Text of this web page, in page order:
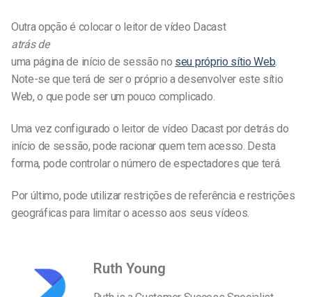
Outra opção é colocar o leitor de vídeo Dacast
atrás de
uma página de início de sessão no seu próprio sítio Web.
Note-se que terá de ser o próprio a desenvolver este sítio
Web, o que pode ser um pouco complicado.
Uma vez configurado o leitor de vídeo Dacast por detrás do
início de sessão, pode racionar quem tem acesso. Desta
forma, pode controlar o número de espectadores que terá.
Por último, pode utilizar restrições de referência e restrições
geográficas para limitar o acesso aos seus vídeos.
Ruth Young